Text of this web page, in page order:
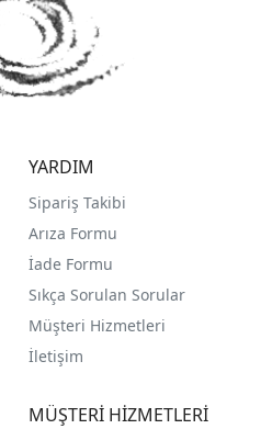
YARDIM
Sipariş Takibi
Arıza Formu
İade Formu
Sıkça Sorulan Sorular
Müşteri Hizmetleri
İletişim
MÜŞTERİ HİZMETLERİ